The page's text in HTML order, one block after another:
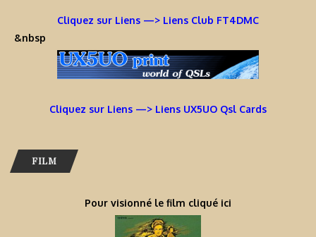
Cliquez sur Liens —> Liens Club FT4DMC
&nbsp
Cliquez sur Liens —> Liens UX5UO Qsl Cards
FILM
Pour visionné le film cliqué ici